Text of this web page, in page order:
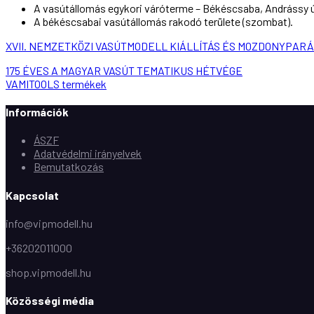
A vasútállomás egykori váróterme – Békéscsaba, Andrássy
A békéscsabai vasútállomás rakodó területe (szombat).
XVII. NEMZETKÖZI VASÚTMODELL KIÁLLÍTÁS ÉS
Bejegyzés
navigáció
175 ÉVES A MAGYAR VASÚT TEMATIKUS HÉTVÉGE
VAMITOOLS termékek
Információk
ÁSZF
Adatvédelmi irányelvek
Bemutatkozás
Kapcsolat
info@vipmodell.hu
+36202011000
shop.vipmodell.hu
Közösségi média